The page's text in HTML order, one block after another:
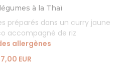
à la Thaï
préparés dans un curry jaune
accompagné de riz
allergènes
EUR